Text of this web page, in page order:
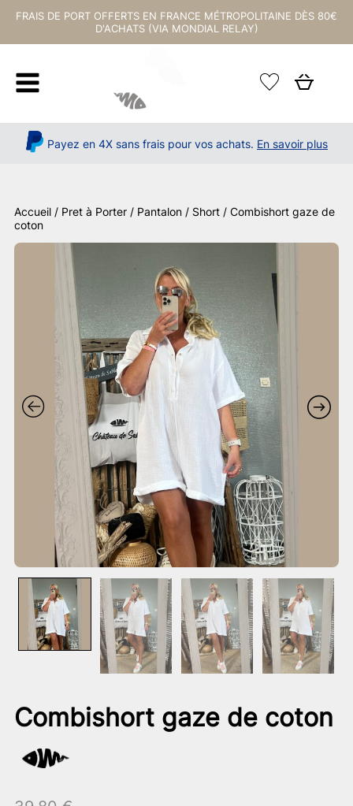
FRAIS DE PORT OFFERTS EN FRANCE MÉTROPOLITAINE DÈS 80€
D'ACHATS (VIA MONDIAL RELAY)
Payez en 4X sans frais pour vos achats. En savoir plus
Accueil / Pret à Porter / Pantalon / Short / Combishort gaze de
coton
Combishort gaze de coton